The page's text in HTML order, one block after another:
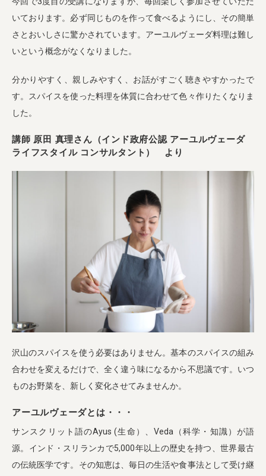
いております。必ず同じものを作って食べるようにし、その簡単
さとおいしさに驚かされています。アーユルヴェーダ料理は難し
いという概念がなくなりました。
分かりやすく、親しみやすく、お話がすごく聴きやすかったで
す。スパイスを使った料理を体質に合わせて色々作りたくなりま
した。
講師 原田 真理さん（インド政府公認 アーユルヴェーダ
ライフスタイル コンサルタント） より
沢山のスパイスを使う必要はありません。基本のスパイスの組み
合わせを変えるだけで、全く違う味になるから不思議です。いつ
ものお野菜を、新しく変化させてみませんか。
アーユルヴェーダとは・・・
サンスクリット語のAyus (生命）、Veda（科学・知識）が語
源。インド・スリランカで5,000年以上の歴史を持つ、世界最古
の伝統医学です。その知恵は、毎日の生活や食事法として受け継